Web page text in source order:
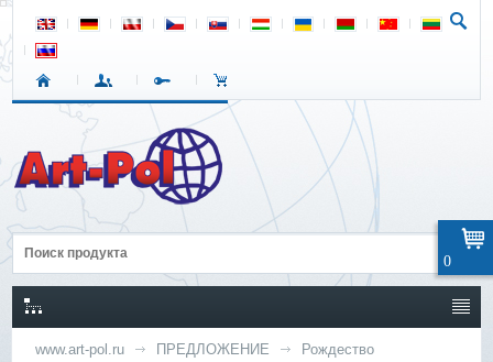
www.art-pol.ru ПРЕДЛОЖЕНИЕ
Рождество
0